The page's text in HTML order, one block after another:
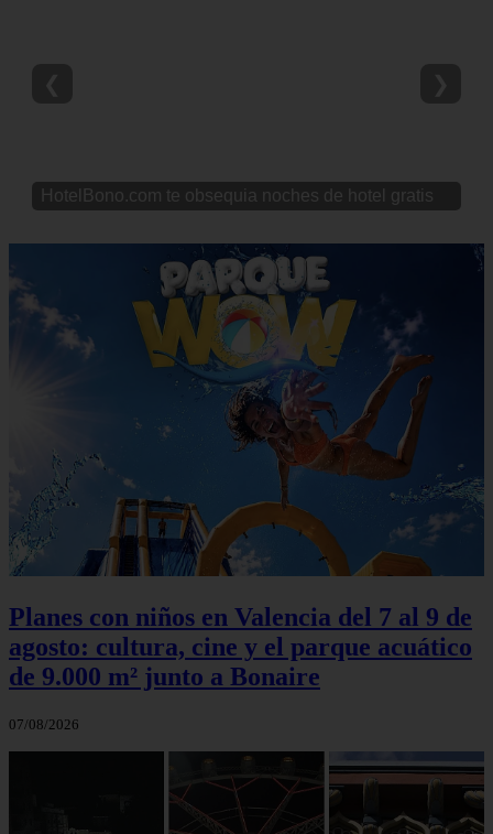
HotelBono.com te obsequia noches de hotel gratis
Planes con niños en Valencia del 7 al 9 de
agosto: cultura, cine y el parque acuático
de 9.000 m² junto a Bonaire
07/08/2026